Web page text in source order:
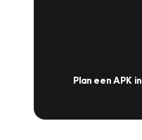
Plan een APK in